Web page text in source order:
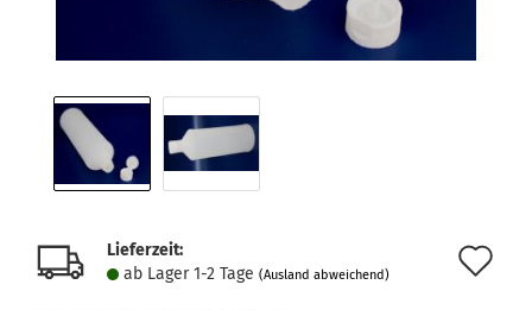
Lieferzeit:
ab Lager 1-2 Tage (Ausland abweichend)